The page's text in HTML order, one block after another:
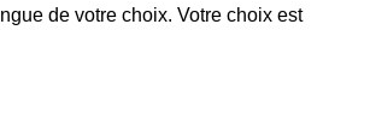
de votre choix. Votre choix est